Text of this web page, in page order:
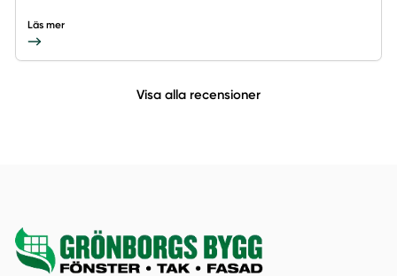
Läs mer
Visa alla recensioner